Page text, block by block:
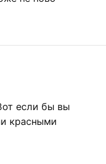
если бы вы
красными